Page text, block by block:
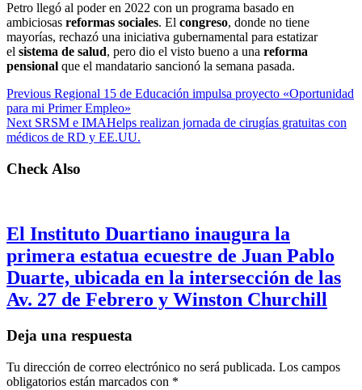
Petro llegó al poder en 2022 con un programa basado en
ambiciosas reformas sociales. El congreso, donde no tiene
mayorías, rechazó una iniciativa gubernamental para estatizar
el sistema de salud, pero dio el visto bueno a una reforma
pensional que el mandatario sancionó la semana pasada.
Previous Regional 15 de Educación impulsa proyecto «Oportunidad
para mi Primer Empleo»
Next SRSM e IMAHelps realizan jornada de cirugías gratuitas con
médicos de RD y EE.UU.
Check Also
El Instituto Duartiano inaugura la
primera estatua ecuestre de Juan Pablo
Duarte, ubicada en la intersección de las
Av. 27 de Febrero y Winston Churchill
Deja una respuesta
Tu dirección de correo electrónico no será publicada. Los campos
obligatorios están marcados con *